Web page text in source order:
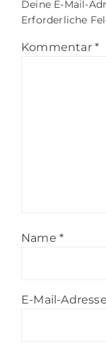
Deine E-Mail-
Erforderliche
Kommentar *
Name *
E-Mail-Adresse